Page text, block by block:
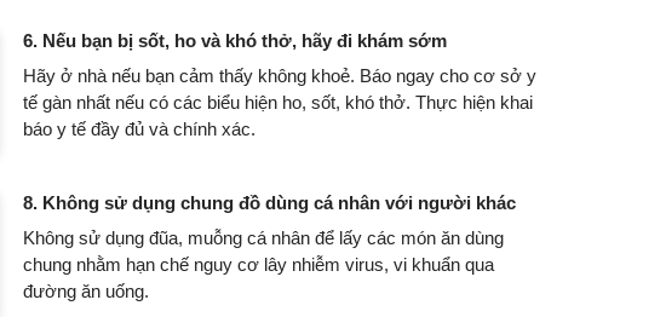
6. Nếu bạn bị sốt, ho và khó thở, hãy đi khám sớm
Hãy ở nhà nếu bạn cảm thấy không khoẻ. Báo ngay cho cơ sở y
tế gàn nhất nếu có các biểu hiện ho, sốt, khó thở. Thực hiện khai
báo y tế đầy đủ và chính xác.
8. Không sử dụng chung đồ dùng cá nhân với người khác
Không sử dụng đũa, muỗng cá nhân để lấy các món ăn dùng
chung nhằm hạn chế nguy cơ lây nhiễm virus, vi khuẩn qua
đường ăn uống.